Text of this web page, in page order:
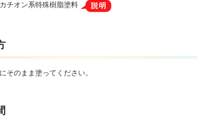
チオン系特殊樹脂塗料
そのまま塗ってください。